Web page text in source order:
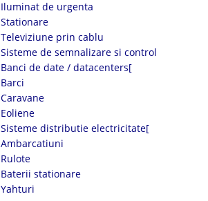
Iluminat de urgenta
Stationare
Televiziune prin cablu
Sisteme de semnalizare si control
Banci de date / datacenters[
Barci
Caravane
Eoliene
Sisteme distributie electricitate[
Ambarcatiuni
Rulote
Baterii stationare
Yahturi